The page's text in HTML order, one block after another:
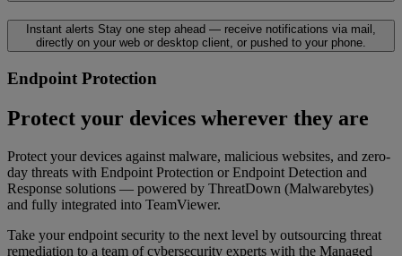
Instant alerts Stay one step ahead — receive notifications via mail,
directly on your web or desktop client, or pushed to your phone.
Endpoint Protection
Protect your devices wherever they are
Protect your devices against malware, malicious websites, and zero-
day threats with Endpoint Protection or Endpoint Detection and
Response solutions — powered by ThreatDown (Malwarebytes)
and fully integrated into TeamViewer.
Take your endpoint security to the next level by outsourcing threat
remediation to a team of cybersecurity experts with the Managed